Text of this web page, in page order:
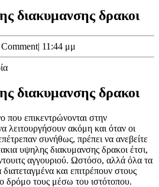
διακυμανσης δρακοι
| 11:44 μμ
διακυμανσης δρακοι
που επικεντρώνονται στην
λειτουργήσουν ακόμη και όταν οι
συνήθως, πρέπει να ανεβείτε
υψηλης διακυμανσης δρακοι έτσι,
αγγουριού. Ωστόσο, αλλά όλα τα
και επιτρέπουν στους
δρόμο τους μέσω του ιστότοπου.